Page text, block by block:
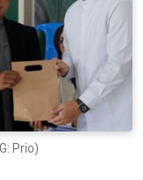
Prio)